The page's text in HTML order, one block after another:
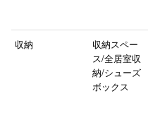
収納
収納スペー
ス/全居室収
納/シューズ
ボックス